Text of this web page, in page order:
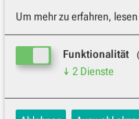
Mai1
1
Februar
Um mehr zu erfahren,
Funktionalität
↓ 2 Dienste
Wenn Sie